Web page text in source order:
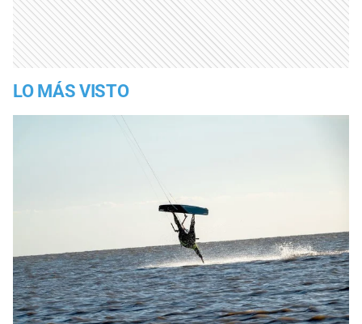
LO MÁS VISTO